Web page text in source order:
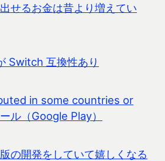
せるお金は昔より増えてい
Switch 互換性あり
in some countries or
ル（Google Play）
の開発をしていて嬉しくなる